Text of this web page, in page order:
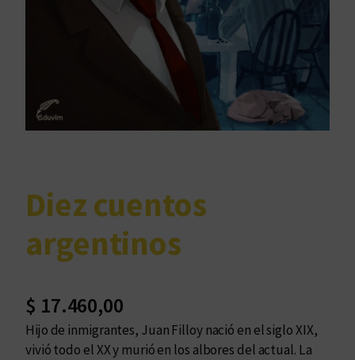
Diez cuentos
argentinos
$ 17.460,00
Hijo de inmigrantes, Juan Filloy nació en el siglo XIX,
vivió todo el XX y murió en los albores del actual. La